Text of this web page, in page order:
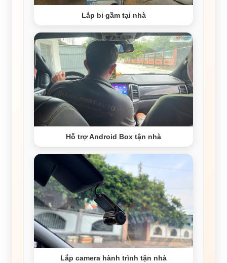
Lắp bi gầm tại nhà
Hỗ trợ Android Box tận nhà
Lắp camera hành trình tận nhà